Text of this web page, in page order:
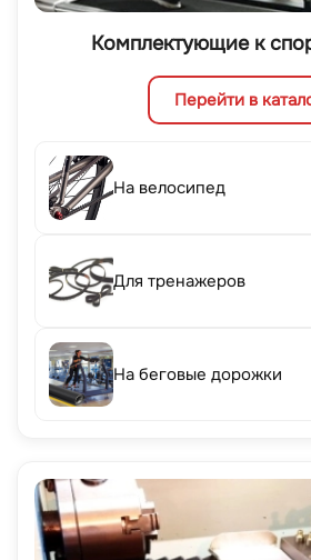
Комплектующие к
Перейти в
На велосипед
Для тренажеров
На беговые дорожки